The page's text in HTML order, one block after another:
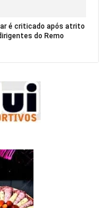
é criticado após atrito
do Remo